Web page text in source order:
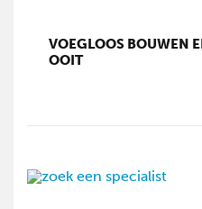
VOEGLOOS BOUWEN
OOIT